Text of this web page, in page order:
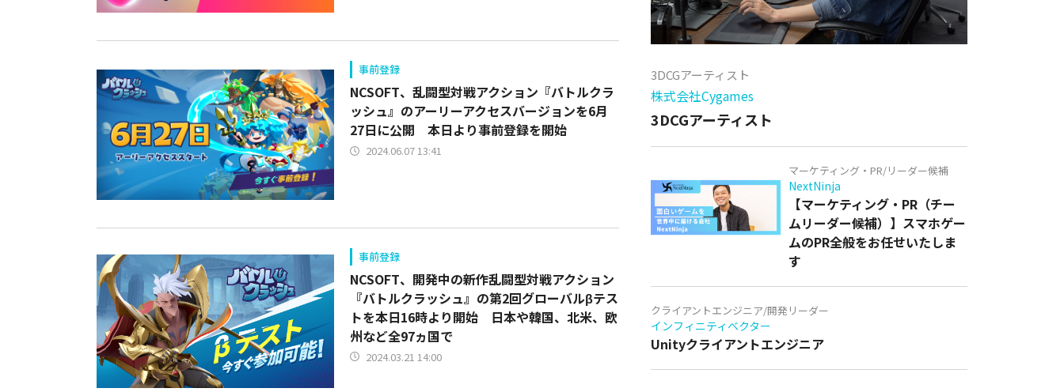
事前登録
NCSOFT、乱闘型対戦アクション『バトルクラ
ッシュ』のアーリーアクセスバージョンを6月
27日に公開 本日より事前登録を開始
2024.06.07 13:41
事前登録
NCSOFT、開発中の新作乱闘型対戦アクション
『バトルクラッシュ』の第2回グローバルβテス
トを本日16時より開始 日本や韓国、北米、欧
州など全97ヵ国で
2024.03.21 14:00
3DCGアーティスト
株式会社Cygames
3DCGアーティスト
マーケティング・PR/リーダー候補
NextNinja
【マーケティング・PR（チー
ムリーダー候補）】スマホゲー
ムのPR全般をお任せいたしま
す
クライアントエンジニア/開発リーダー
インフィニティベクター
Unityクライアントエンジニア